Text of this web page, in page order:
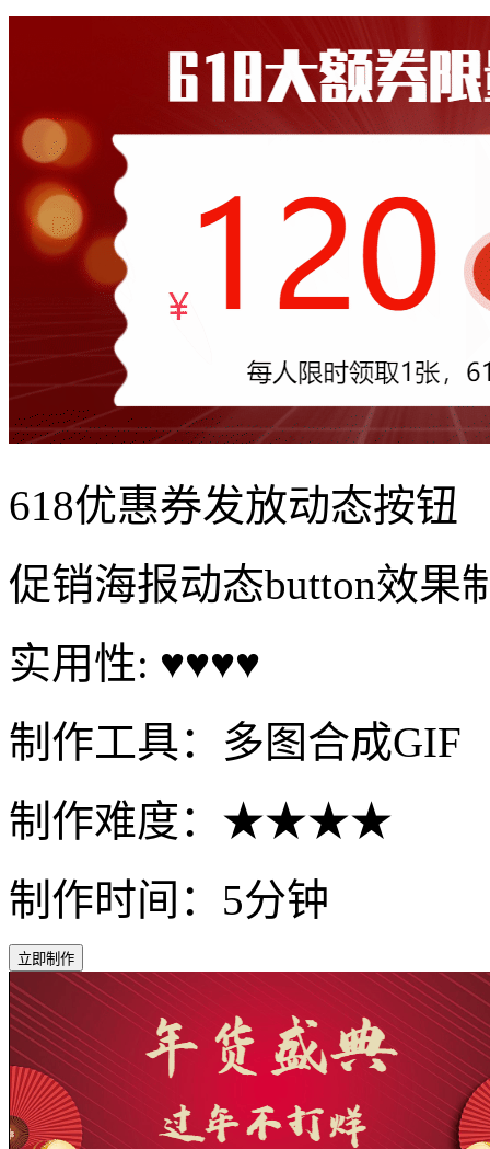
618优惠券发放动态按钮
促销海报动态button效果
实用性: ♥♥♥♥
制作工具：多图合成GIF
制作难度：★★★★
制作时间：5分钟
立即制作